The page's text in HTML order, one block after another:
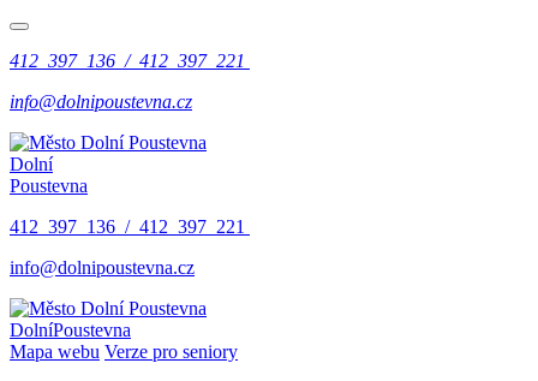
412 397 136 / 412 397 221
info@dolnipoustevna.cz
Dolní
Poustevna
412 397 136 / 412 397 221
info@dolnipoustevna.cz
DolníPoustevna
Mapa webu Verze pro seniory